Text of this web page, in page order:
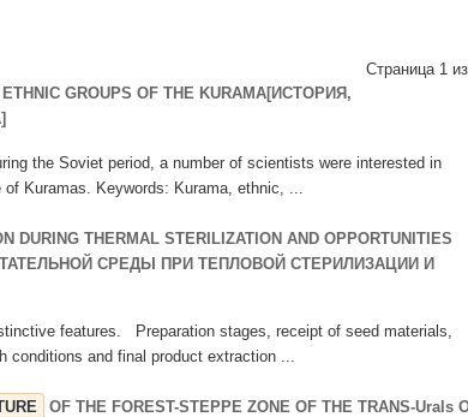
Страница 1
GROUPS OF THE KURAMA[ИСТОРИЯ,
the Soviet period, a number of scientists were interested in
of Kuramas. Keywords: Kurama, ethnic, ...
DURING THERMAL STERILIZATION AND OPPORTUNITIES
СРЕДЫ ПРИ ТЕПЛОВОЙ СТЕРИЛИЗАЦИИ И
features. Preparation stages, receipt of seed materials,
conditions and final product extraction ...
OF THE FOREST-STEPPE ZONE OF THE TRANS-Urals